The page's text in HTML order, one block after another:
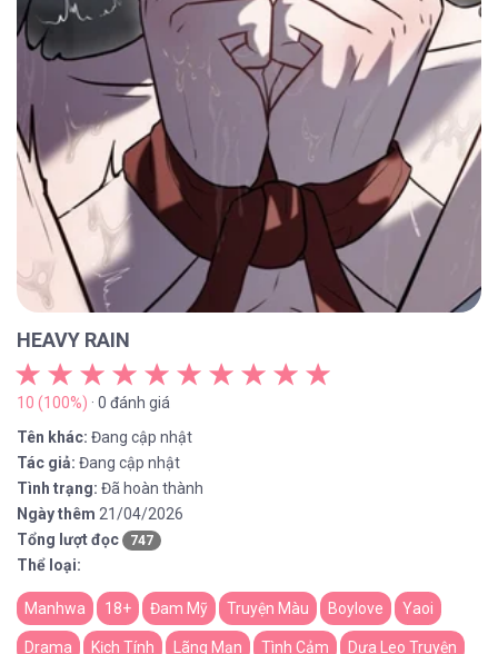
HEAVY RAIN
10 (100%) · 0 đánh giá
Tên khác: Đang cập nhật
Tác giả: Đang cập nhật
Tình trạng: Đã hoàn thành
Ngày thêm 21/04/2026
Tổng lượt đọc
747
Thể loại:
Manhwa 18+ Đam Mỹ Truyện Màu Boylove Yaoi
Drama Kịch Tính Lãng Mạn Tình Cảm Dưa Leo Truyện